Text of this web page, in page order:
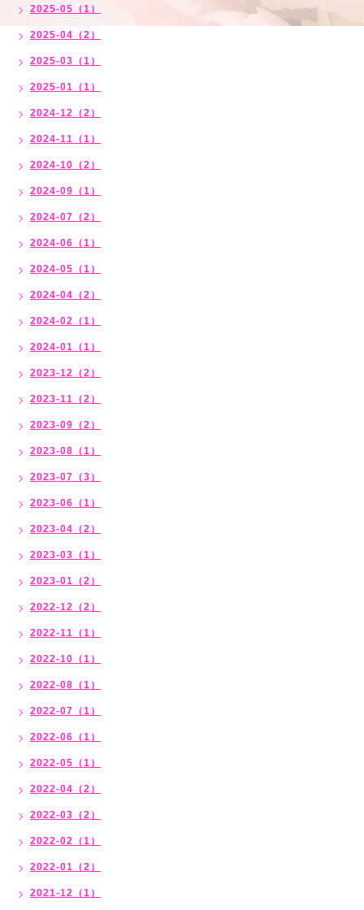
2025-05（1）
2025-04（2）
2025-03（1）
2025-01（1）
2024-12（2）
2024-11（1）
2024-10（2）
2024-09（1）
2024-07（2）
2024-06（1）
2024-05（1）
2024-04（2）
2024-02（1）
2024-01（1）
2023-12（2）
2023-11（2）
2023-09（2）
2023-08（1）
2023-07（3）
2023-06（1）
2023-04（2）
2023-03（1）
2023-01（2）
2022-12（2）
2022-11（1）
2022-10（1）
2022-08（1）
2022-07（1）
2022-06（1）
2022-05（1）
2022-04（2）
2022-03（2）
2022-02（1）
2022-01（2）
2021-12（1）